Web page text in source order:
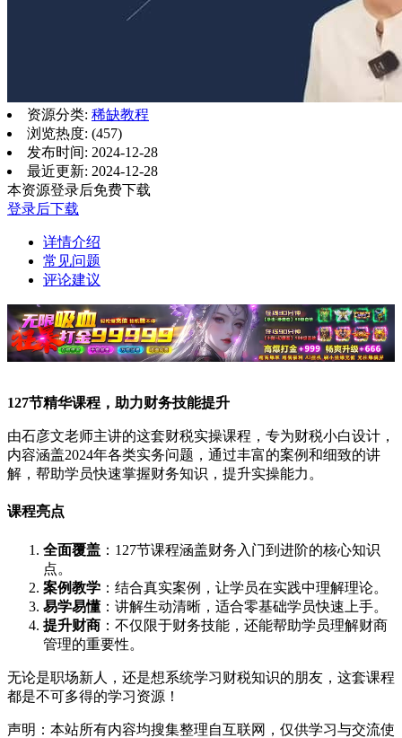
资源分类: 稀缺教程
浏览热度: (457)
发布时间: 2024-12-28
最近更新: 2024-12-28
本资源登录后免费下载
登录后下载
详情介绍
常见问题
评论建议
127节精华课程，助力财务技能提升
由石彦文老师主讲的这套财税实操课程，专为财税小白设计，
内容涵盖2024年各类实务问题，通过丰富的案例和细致的讲
解，帮助学员快速掌握财务知识，提升实操能力。
课程亮点
全面覆盖 ：127节课程涵盖财务入门到进阶的核心知识
点。
案例教学 ：结合真实案例，让学员在实践中理解理论。
易学易懂：讲解生动清晰，适合零基础学员快速上手。
提升财商 ：不仅限于财务技能，还能帮助学员理解财商
管理的重要性。
无论是职场新人，还是想系统学习财税知识的朋友，这套课程
都是不可多得的学习资源！
声明：本站所有内容均搜集整理自互联网，仅供学习与交流使